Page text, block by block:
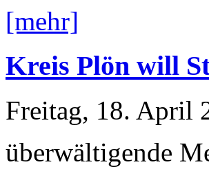
[mehr]
Kreis Plön will
Freitag, 18. April
überwältigende